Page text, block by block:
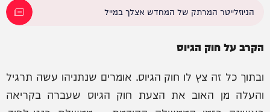
הניוזלייטר המרתק של המחדש אצלך במייל
הקרב על חוק הגיוס
ובתוך כל זה צץ לו חוק הגיוס. אומרים שנתניהו עשה תרגיל
והעלה מן האוב את הצעת חוק הגיוס שעברה בקריאה